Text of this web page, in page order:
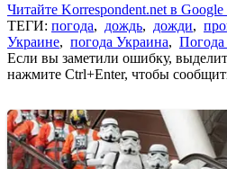
Читайте Korrespondent.net в
ТЕГИ: погода, дождь, дожди,
Украине, погода Украина,
Если вы заметили ошибку,
нажмите Ctrl+Enter, чтобы